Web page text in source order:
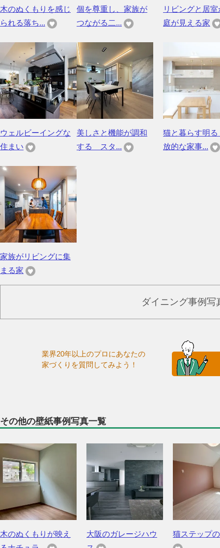
木のぬくもりを感じ
られる落ち...
個を尊重し、家族が
つながる二...
リビングと居室
庭が見える家
ウェルビーイングな
住まい
美しさと機能が調和
する スタ...
猫と暮らす明る
放的な家事...
家族がリビングに集
まる家
ダイニング事例写
業界20年以上のプロにあなたの
家づくりを質問してみよう！
その他の壁紙事例写真一覧
木のぬくもりが映え
大阪のガレージハウ
猫ステップ